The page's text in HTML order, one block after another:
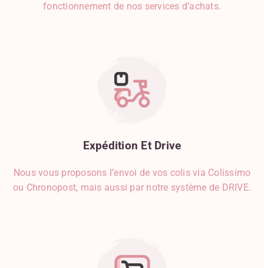
fonctionnement de nos services d’achats.
Expédition Et Drive
Nous vous proposons l’envoi de vos colis via Colissimo
ou Chronopost, mais aussi par notre système de DRIVE.